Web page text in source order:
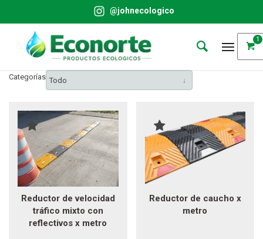
@johnecologico
1
Categorías Todo
Reductor de velocidad
tráfico mixto con
reflectivos x metro
Reductor de caucho x
metro